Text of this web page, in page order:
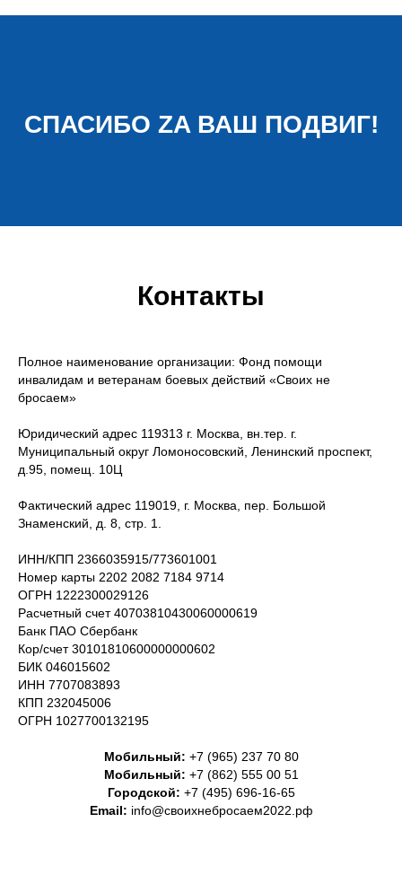
СПАСИБО ZA ВАШ ПОДВИГ!
Контакты
Полное наименование организации: Фонд помощи
инвалидам и ветеранам боевых действий «Своих не
бросаем»
Юридический адрес 119313 г. Москва, вн.тер. г.
Муниципальный округ Ломоносовский, Ленинский проспект,
д.95, помещ. 10Ц
Фактический адрес 119019, г. Москва, пер. Большой
Знаменский, д. 8, стр. 1.
ИНН/КПП 2366035915/773601001
Номер карты 2202 2082 7184 9714
ОГРН 1222300029126
Расчетный счет 40703810430060000619
Банк ПАО Сбербанк
Кор/счет 30101810600000000602
БИК 046015602
ИНН 7707083893
КПП 232045006
ОГРН 1027700132195
Мобильный: +7 (965) 237 70 80
Мобильный: +7 (862) 555 00 51
Городской: +7 (495) 696-16-65
Email: info@своихнебросаем2022.рф